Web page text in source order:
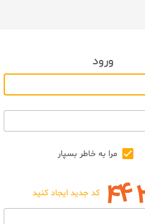
ورود
مرا به خاطر بسپار
کد جدید ایجاد کنید